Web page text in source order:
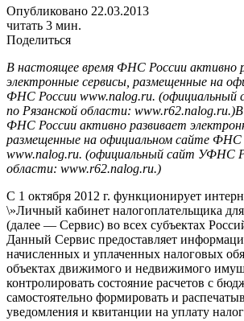
Опубликовано 22.03.2013
читать 3 мин.
Поделиться
В настоящее время ФНС России активно
электронные сервисы, размещенные на
ФНС России www.nalog.ru.
по Рязанской области: www.r62.nalog.ru.)
ФНС России активно развивает
размещенные на официальном сайте ФНС
www.nalog.ru. (официальный сайт УФНС
области: www.r62.nalog.ru.)
С 1 октября 2012 г. функционирует
\»Личный кабинет налогоплательщика
(далее — Сервис) во всех субъектах
Данный Сервис предоставляет
начисленных и уплаченных налоговых
объектах движимого и недвижимого
контролировать состояние расчетов с
самостоятельно формировать и
уведомления и квитанции на уплату